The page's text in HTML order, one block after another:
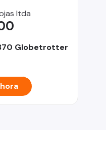
ltda
Globetrotter